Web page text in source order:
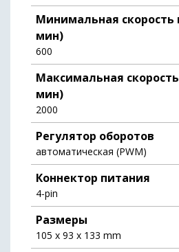
Минимальная
мин)
600
Максимальная
мин)
2000
Регулятор оборотов
автоматическая (PWM)
Коннектор питания
4-pin
Размеры
105 x 93 x 133 mm